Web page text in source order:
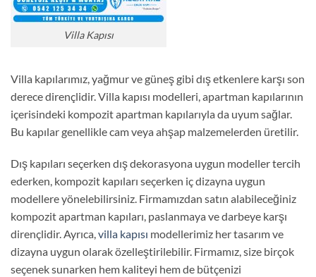
Villa Kapısı
Villa kapılarımız, yağmur ve güneş gibi dış etkenlere karşı son
derece dirençlidir. Villa kapısı modelleri, apartman kapılarının
içerisindeki kompozit apartman kapılarıyla da uyum sağlar.
Bu kapılar genellikle cam veya ahşap malzemelerden üretilir.
Dış kapıları seçerken dış dekorasyona uygun modeller tercih
ederken, kompozit kapıları seçerken iç dizayna uygun
modellere yönelebilirsiniz. Firmamızdan satın alabileceğiniz
kompozit apartman kapıları, paslanmaya ve darbeye karşı
dirençlidir. Ayrıca,villa kapısı modellerimiz her tasarım ve
dizayna uygun olarak özelleştirilebilir. Firmamız, size birçok
seçenek sunarken hem kaliteyi hem de bütçenizi